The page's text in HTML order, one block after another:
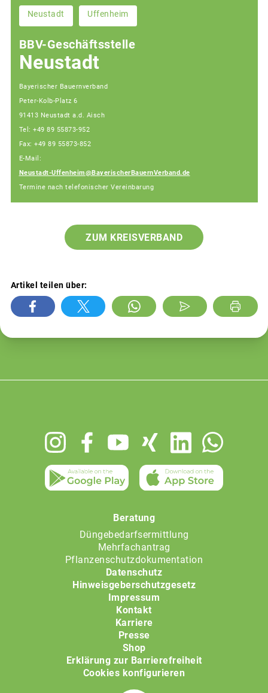
Neustadt Uffenheim
BBV-Geschäftsstelle
Neustadt
Bayerischer Bauernverband
Peter-Kolb-Platz 6
91413 Neustadt a.d. Aisch
Tel: +49 89 55873-952
Fax: +49 89 55873-852
E-Mail:
Neustadt-Uffenheim@BayerischerBauernVerband.de
Termine nach telefonischer Vereinbarung
ZUM KREISVERBAND
Artikel teilen über:
Beratung
Düngebedarfsermittlung
Mehrfachantrag
Pflanzenschutzdokumentation
Datenschutz
Hinweisgeberschutzgesetz
Impressum
Kontakt
Karriere
Presse
Shop
Erklärung zur Barrierefreiheit
Cookies konfigurieren